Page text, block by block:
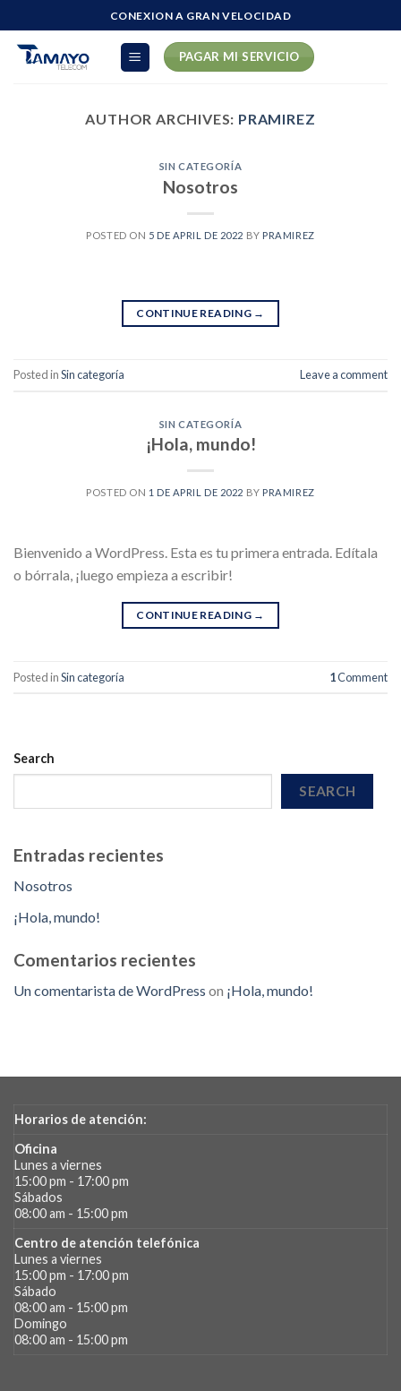
to
content
CONEXION A GRAN VELOCIDAD
PAGAR MI SERVICIO
AUTHOR ARCHIVES: PRAMIREZ
SIN CATEGORÍA
Nosotros
POSTED ON 5 DE APRIL DE 2022 BY PRAMIREZ
CONTINUE READING →
Posted inSin categoría Leave a comment
SIN CATEGORÍA
¡Hola, mundo!
POSTED ON 1 DE APRIL DE 2022 BY PRAMIREZ
Bienvenido a WordPress. Esta es tu primera entrada. Edítala
o bórrala, ¡luego empieza a escribir!
CONTINUE READING →
Posted inSin categoría 1Comment
Search
SEARCH
Entradas recientes
Nosotros
¡Hola, mundo!
Comentarios recientes
Un comentarista de WordPress on ¡Hola, mundo!
Horarios de atención:
Oficina
Lunes a viernes
15:00 pm - 17:00 pm
Sábados
08:00 am - 15:00 pm
Centro de atención telefónica
Lunes a viernes
15:00 pm - 17:00 pm
Sábado
08:00 am - 15:00 pm
Domingo
08:00 am - 15:00 pm